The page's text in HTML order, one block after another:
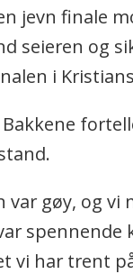
jevn finale
seieren og
i
var gøy, og vi
spennende
vi har trent